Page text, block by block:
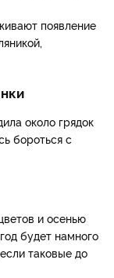
появление
около грядок
бороться с
и осенью
будет намного
таковые до